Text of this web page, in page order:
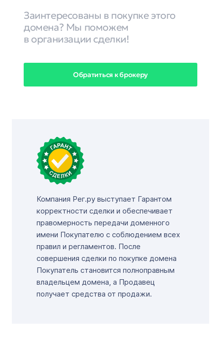
Заинтересованы в покупке этого
домена? Мы поможем
в организации сделки!
Обратиться к брокеру
Компания Рег.ру выступает Гарантом
корректности сделки и обеспечивает
правомерность передачи доменного
имени Покупателю с соблюдением всех
правил и регламентов. После
совершения сделки по покупке домена
Покупатель становится полноправным
владельцем домена, а Продавец
получает средства от продажи.